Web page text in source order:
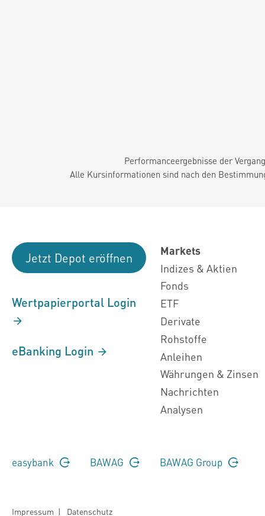
Performanceergebnisse der
Alle Kursinformationen sind nach den
Jetzt Depot eröffnen
Wertpapierportal Login
eBanking Login
Markets
Indizes & Aktien
Fonds
ETF
Derivate
Rohstoffe
Anleihen
Währungen & Zinsen
Nachrichten
Analysen
easybank BAWAG BAWAG Group
Impressum | Datenschutz